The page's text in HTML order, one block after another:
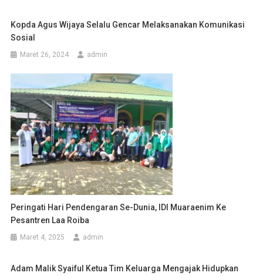
Kopda Agus Wijaya Selalu Gencar Melaksanakan Komunikasi
Sosial
Maret 26, 2024 admin
Peringati Hari Pendengaran Se-Dunia, IDI Muaraenim Ke
Pesantren Laa Roiba
Maret 4, 2025 admin
Adam Malik Syaiful Ketua Tim Keluarga Mengajak Hidupkan